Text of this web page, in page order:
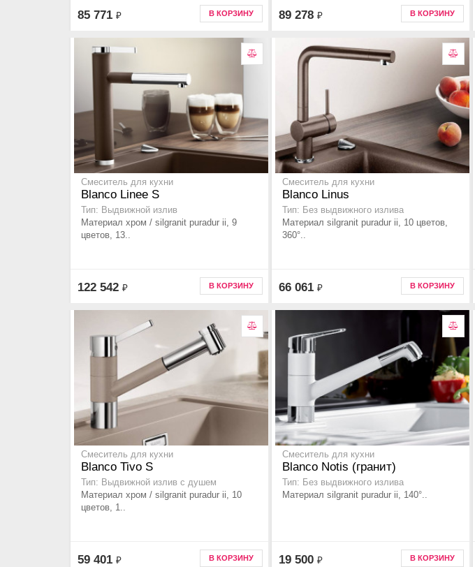
85 771 ₽ В КОРЗИНУ 89 278 ₽ В КОРЗИНУ
Смеситель для кухни
Blanco Linee S
Тип: Выдвижной излив
Материал хром / silgranit puradur ii, 9
цветов, 13..
122 542 ₽ В КОРЗИНУ
Смеситель для кухни
Blanco Linus
Тип: Без выдвижного излива
Материал silgranit puradur ii, 10 цветов,
360°..
66 061 ₽ В КОРЗИНУ
Смеситель для кухни
Blanco Tivo S
Тип: Выдвижной излив с душем
Материал хром / silgranit puradur ii, 10
цветов, 1..
59 401 ₽ В КОРЗИНУ
Смеситель для кухни
Blanco Notis (гранит)
Тип: Без выдвижного излива
Материал silgranit puradur ii, 140°..
19 500 ₽ В КОРЗИНУ